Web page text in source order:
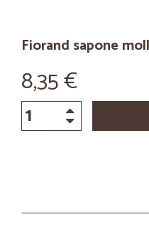
Fiorand sapone
8,35 €